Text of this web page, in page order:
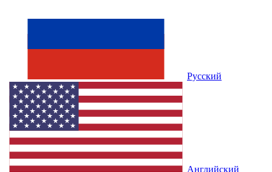
Русский
Английский